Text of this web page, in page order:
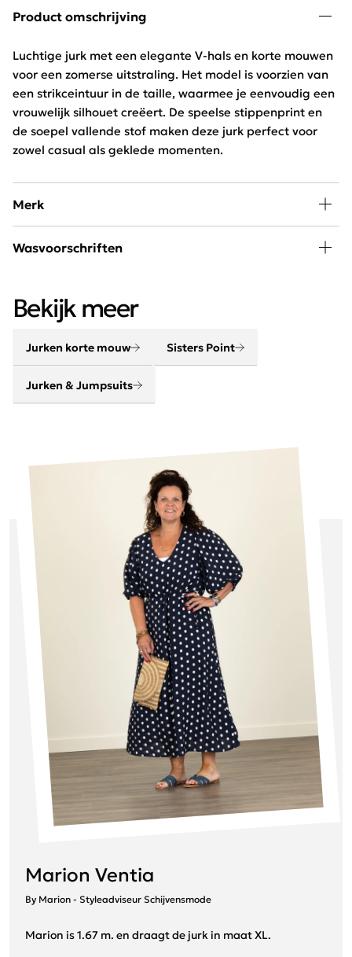
Product omschrijving
Luchtige jurk met een elegante V-hals en korte mouwen
voor een zomerse uitstraling. Het model is voorzien van
een strikceintuur in de taille, waarmee je eenvoudig een
vrouwelijk silhouet creëert. De speelse stippenprint en
de soepel vallende stof maken deze jurk perfect voor
zowel casual als geklede momenten.
Merk
Sisters Point straalt fun en fashion uit. Bekijk onze Sisters
Wasvoorschriften
Bekijk meer
Jurken korte mouw Sisters Point
Jurken & Jumpsuits
Marion Ventia
By Marion - Styleadviseur Schijvensmode
Marion is 1.67 m. en draagt de jurk in maat XL.